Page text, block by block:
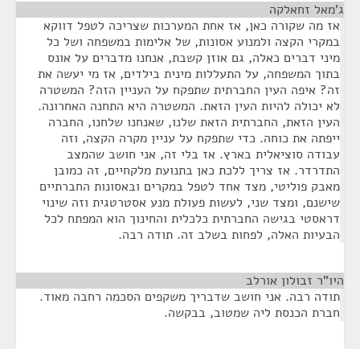
ג'מאל זחאלקה
אז מה שקורה כאן, אז אחת המערכות שצריכה לטפל דווקא
במקרי הקצה ולמנוע אסונות, של אלימות במשפחה ושל כל
מיני דברים כאלה, גם אוזן קשבת, אנחנו מדברים על אונס
בתוך המשפחה, על התעללות מינית בילדים, אז מי יעשה את
זה? איפה העין החברתית שתפקח על העניין הזה? המשטרה
לא יכולה להיות העין הזאת. המשטרה היא התחנה האחרונה.
העין הזאת, החברתית הזאת שלנו, שאנחנו שלחנו, החברה
ייפתה את כוחה. כדי שתפקח על עניין מקרה הקצה, וזה
עבודה סוציאלית בארץ. אז בלי זה, אני חושב שהמצב
התדרדר. אז צריך ללכת כאן בתנועת מלקחיים, זה כמובן
מאבק פוליטי, מצד אחד לטפל במקרים ובאסונות החברתיים
שישנם, ומצד שני, לעשות פעולת מנע אסטרטגית וזה שינוי
דראסטי בגישה החברתית כלכלית והחינוך הוא המפתח לכל
הבעיות האלה, לפחות בשלב זה. תודה רבה.
היו"ר זבולון אורלב
תודה רבה. אני חושב שדבריך משקפים הסכמה רחבה מאוד.
חברת הכנסת ליה שמטוב, בבקשה.